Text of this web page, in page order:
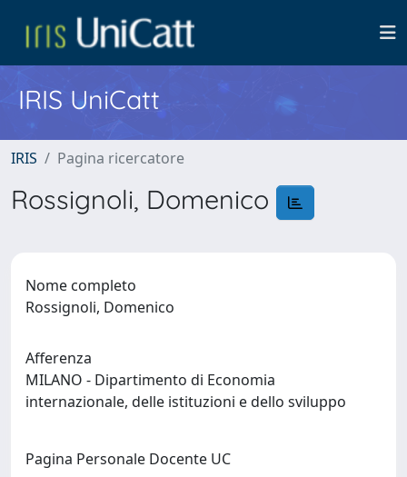
IRIS UniCatt
IRIS Pagina ricercatore
Rossignoli, Domenico
Nome completo
Rossignoli, Domenico
Afferenza
MILANO - Dipartimento di Economia
internazionale, delle istituzioni e dello sviluppo
Pagina Personale Docente UC